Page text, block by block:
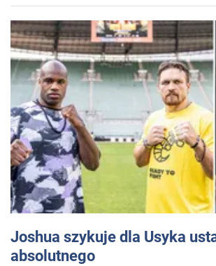
Joshua szykuje dla Usyka
absolutnego